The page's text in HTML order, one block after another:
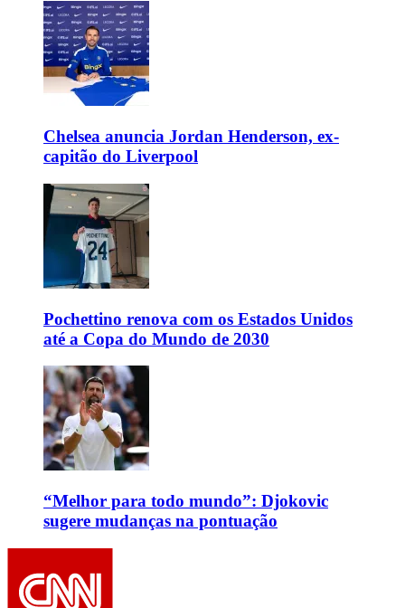
Chelsea anuncia Jordan Henderson, ex-
capitão do Liverpool
Pochettino renova com os Estados Unidos
até a Copa do Mundo de 2030
“Melhor para todo mundo”: Djokovic
sugere mudanças na pontuação